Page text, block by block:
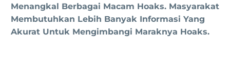
Menangkal Berbagai Macam Hoaks. Masyarakat
Membutuhkan Lebih Banyak Informasi Yang
Akurat Untuk Mengimbangi Maraknya Hoaks.